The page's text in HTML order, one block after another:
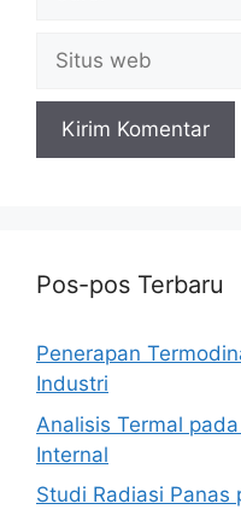
Situs
web
Pos-pos Terbaru
Penerapan
Industri
Analisis Termal
Internal
Studi Radiasi Panas